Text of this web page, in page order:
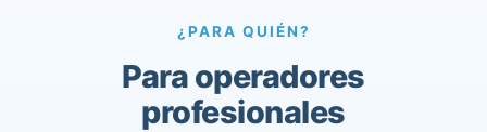
¿PARA QUIÉN?
Para operadores
profesionales